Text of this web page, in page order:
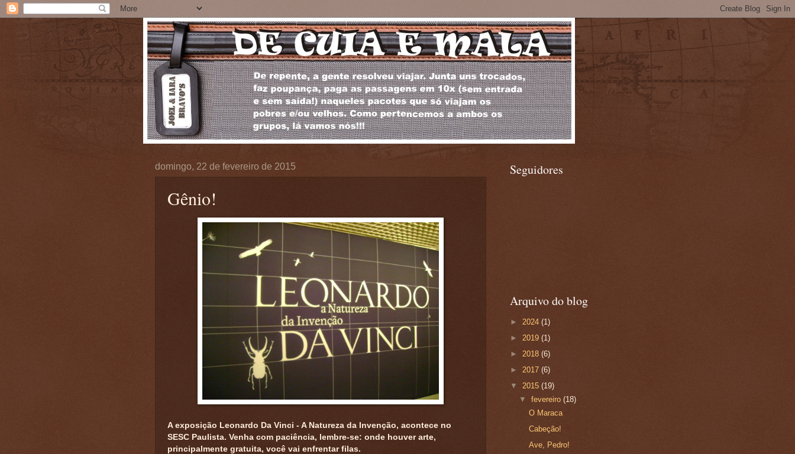
domingo, 22 de fevereiro de 2015
Gênio!
A exposição Leonardo Da Vinci - A Natureza da Invenção, acontece no
SESC Paulista. Venha com paciência, lembre-se: onde houver arte,
principalmente gratuita, você vai enfrentar filas.
Seguidores
Arquivo do blog
► 2024 (1)
► 2019 (1)
► 2018 (6)
► 2017 (6)
▼ 2015 (19)
▼fevereiro(18)
O Maraca
Cabeção!
Ave, Pedro!